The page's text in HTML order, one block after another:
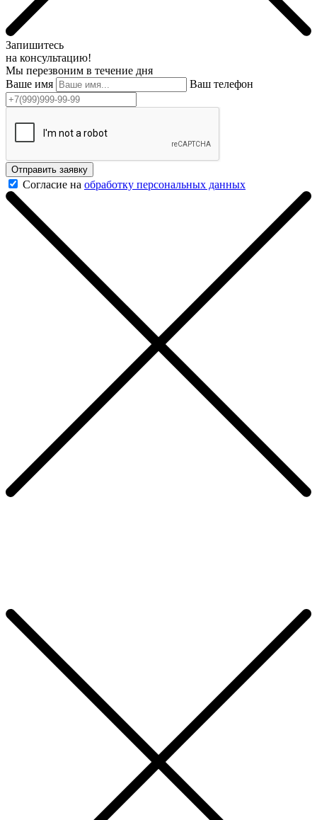
Запишитесь
на консультацию!
Мы перезвоним в течение дня
Ваше имя
Ваш телефон
Отправить заявку
Согласие на обработку персональных данных